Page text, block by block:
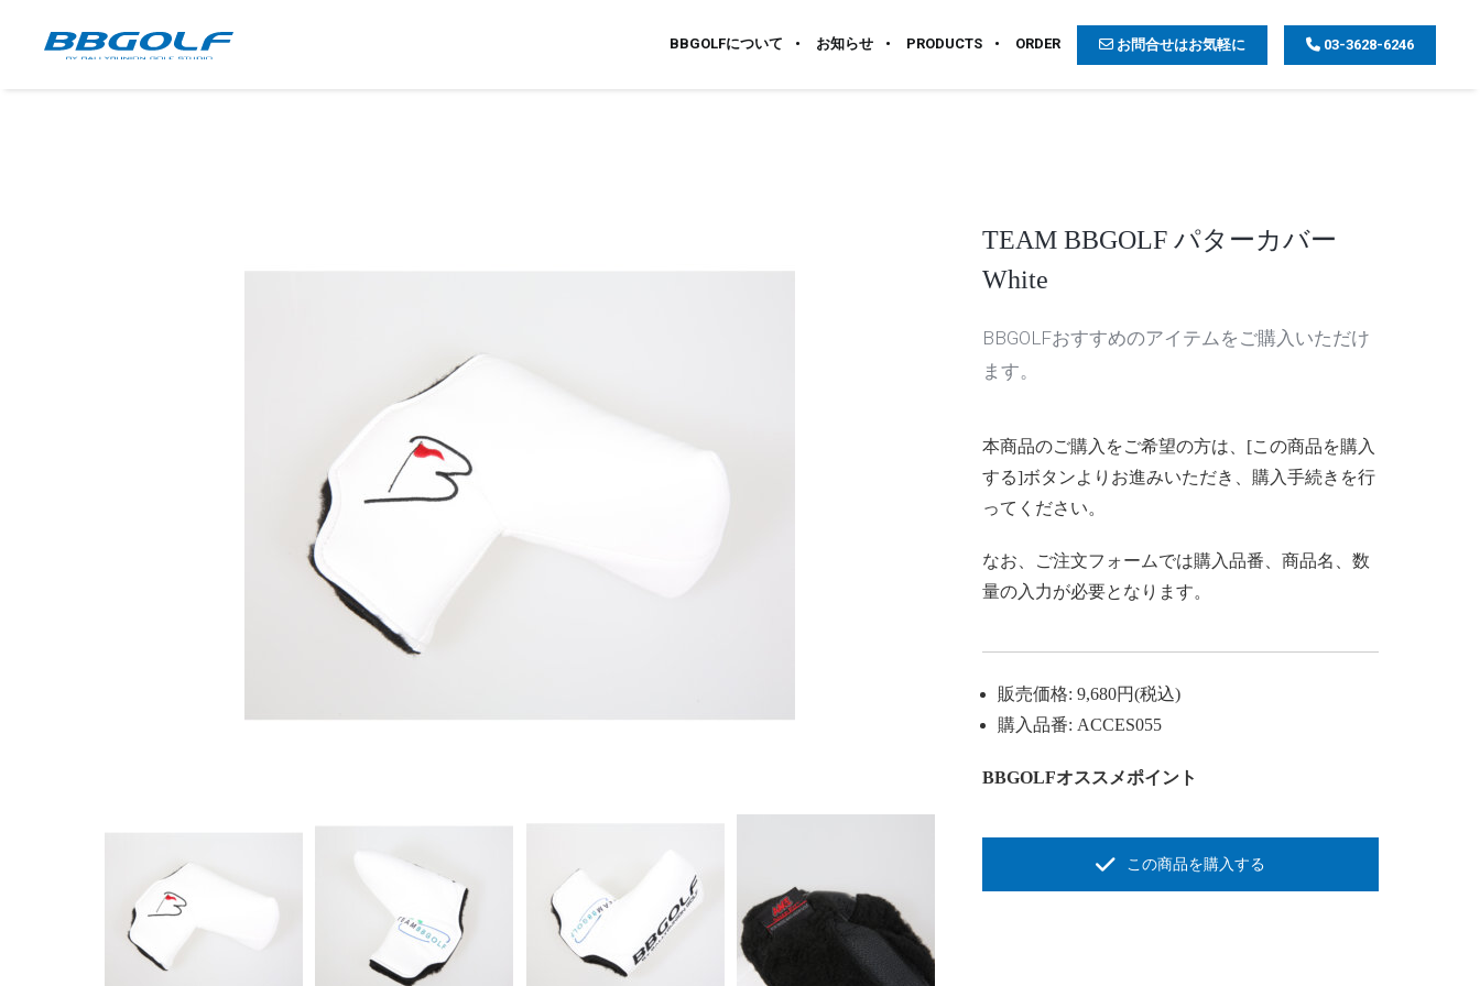
BBGOLFについて お知らせ PRODUCTS ORDER お問合せはお気軽に 03-3628-6246
TEAM BBGOLF パターカバー
White
BBGOLFおすすめのアイテムをご購入いただけ
ます。
本商品のご購入をご希望の方は、[この商品を購入
する]ボタンよりお進みいただき、購入手続きを行
ってください。
なお、ご注文フォームでは購入品番、商品名、数
量の入力が必要となります。
販売価格: 9,680円(税込)
購入品番: ACCES055
BBGOLFオススメポイント
この商品を購入する